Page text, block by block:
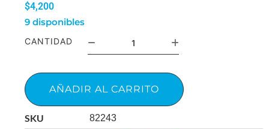
$4,200
9 disponibles
CANTIDAD
AÑADIR AL CARRITO
SKU 82243